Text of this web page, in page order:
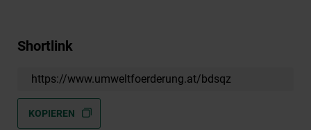
Shortlink
https://www.umweltfoerderung.at/bdsqz
KOPIEREN